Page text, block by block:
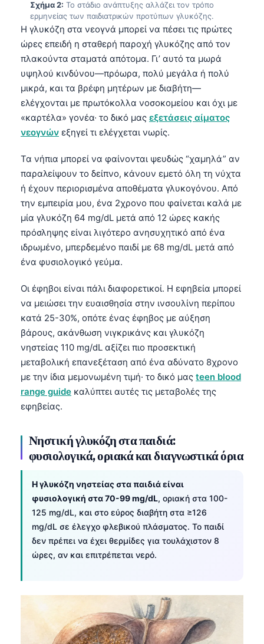
Σχήμα 2: Το στάδιο ανάπτυξης αλλάζει τον τρόπο
ερμηνείας των παιδιατρικών προτύπων γλυκόζης.
Η γλυκόζη στα νεογνά μπορεί να πέσει τις πρώτες
ώρες επειδή η σταθερή παροχή γλυκόζης από τον
πλακούντα σταματά απότομα. Γι’ αυτό τα μωρά
υψηλού κινδύνου—πρόωρα, πολύ μεγάλα ή πολύ
μικρά, και τα βρέφη μητέρων με διαβήτη—
ελέγχονται με πρωτόκολλα νοσοκομείου και όχι με
«καρτέλα» γονέα· το δικό μας εξετάσεις αίματος
νεογνών εξηγεί τι ελέγχεται νωρίς.
Τα νήπια μπορεί να φαίνονται ψευδώς “χαμηλά” αν
παραλείψουν το δείπνο, κάνουν εμετό όλη τη νύχτα
ή έχουν περιορισμένα αποθέματα γλυκογόνου. Από
την εμπειρία μου, ένα 2χρονο που φαίνεται καλά με
μία γλυκόζη 64 mg/dL μετά από 12 ώρες κακής
πρόσληψης είναι λιγότερο ανησυχητικό από ένα
ιδρωμένο, μπερδεμένο παιδί με 68 mg/dL μετά από
ένα φυσιολογικό γεύμα.
Οι έφηβοι είναι πάλι διαφορετικοί. Η εφηβεία μπορεί
να μειώσει την ευαισθησία στην ινσουλίνη περίπου
κατά 25-30%, οπότε ένας έφηβος με αύξηση
βάρους, ακάνθωση νιγκρικάνς και γλυκόζη
νηστείας 110 mg/dL αξίζει πιο προσεκτική
μεταβολική επανεξέταση από ένα αδύνατο 8χρονο
με την ίδια μεμονωμένη τιμή· το δικό μας teen blood
range guide καλύπτει αυτές τις μεταβολές της
εφηβείας.
Νηστική γλυκόζη στα παιδιά:
φυσιολογικά, οριακά και διαγνωστικά όρια
Η γλυκόζη νηστείας στα παιδιά είναι
φυσιολογική στα 70-99 mg/dL, οριακή στα 100-
125 mg/dL, και στο εύρος διαβήτη στα ≥126
mg/dL σε έλεγχο φλεβικού πλάσματος. Το παιδί
δεν πρέπει να έχει θερμίδες για τουλάχιστον 8
ώρες, αν και επιτρέπεται νερό.